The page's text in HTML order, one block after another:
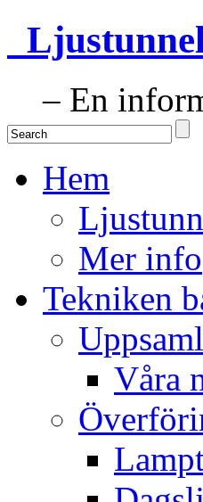
– En
Hem
Mer info
Tekniken
Våra